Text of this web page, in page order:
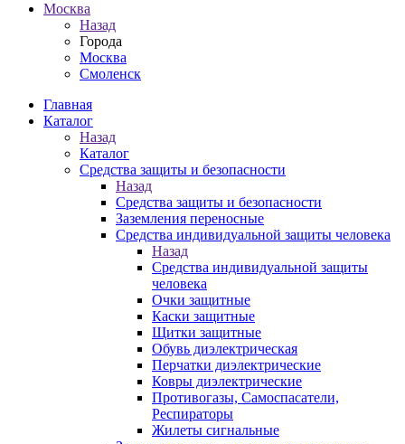
Москва
Назад
Города
Москва
Смоленск
Главная
Каталог
Назад
Каталог
Средства защиты и безопасности
Назад
Средства защиты и безопасности
Заземления переносные
Средства индивидуальной защиты человека
Назад
Средства индивидуальной защиты
человека
Очки защитные
Каски защитные
Щитки защитные
Обувь диэлектрическая
Перчатки диэлектрические
Ковры диэлектрические
Противогазы, Самоспасатели,
Респираторы
Жилеты сигнальные